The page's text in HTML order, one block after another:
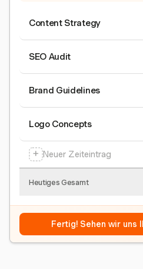
Content Strategy
SEO Audit
Brand Guidelines
Logo Concepts
+ Neuer Zeiteintrag
Heutiges Gesamt
Fertig! Sehen wir uns